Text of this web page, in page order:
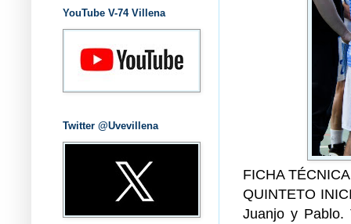
FICHA
QUINTETO
Juanjo y Pablo.
YouTube V-74 Villena
Twitter @Uvevillena